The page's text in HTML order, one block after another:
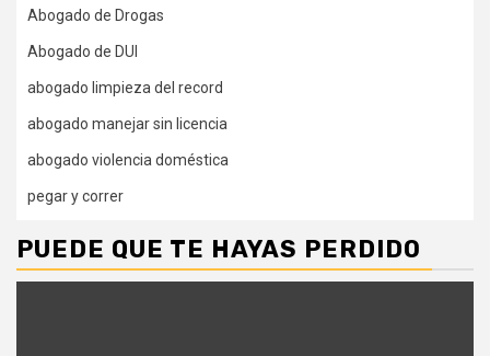
Abogado de Drogas
Abogado de DUI
abogado limpieza del record
abogado manejar sin licencia
abogado violencia doméstica
pegar y correr
PUEDE QUE TE HAYAS PERDIDO